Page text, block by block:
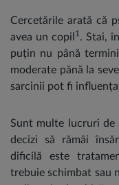
Cercetările arată că
avea un copil 1 . Stai,
puțin nu până
moderate pănă la
sarcinii pot fi
Sunt multe lucruri de
decizi să rămâi
dificilă este
trebuie schimbat sau